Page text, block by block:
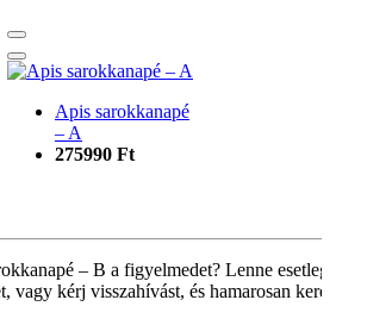
Apis sarokkanapé
– A
275990 Ft
– B a figyelmedet? Lenne esetleg
vagy kérj visszahívást, és hamarosan keresni